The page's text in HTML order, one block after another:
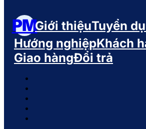
PMGiới thiệuTuyển
Hướng nghiệpKhách
Giao hàngĐổi trả